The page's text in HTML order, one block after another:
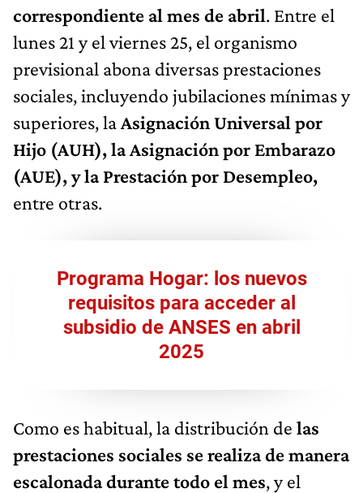
correspondiente al mes de abril. Entre el
lunes 21 y el viernes 25, el organismo
previsional abona diversas prestaciones
sociales, incluyendo jubilaciones mínimas y
superiores, laAsignación Universal por
Hijo (AUH), la Asignación por Embarazo
(AUE), y la Prestación por Desempleo,
entre otras.
Programa Hogar: los nuevos
requisitos para acceder al
subsidio de ANSES en abril
2025
Como es habitual, la distribución de las
prestaciones sociales se realiza de manera
escalonada durante todo el mes, y el